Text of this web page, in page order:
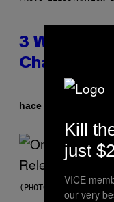
3 Ways
Changes
hace 1 hora
(PHOTO BY GARY
Kill
just
VICE
our very